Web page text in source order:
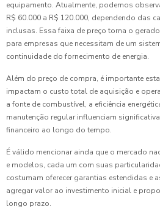
equipamento. Atualmente, podemos
R$ 60.000 a R$ 120.000, dependendo das
inclusas. Essa faixa de preço torna o
para empresas que necessitam de um
continuidade do fornecimento de energia.
Além do preço de compra, é importante
impactam o custo total de aquisição e
a fonte de combustível, a eficiência
manutenção regular influenciam
financeiro ao longo do tempo.
É válido mencionar ainda que o mercado
e modelos, cada um com suas
costumam oferecer garantias estendidas e
agregar valor ao investimento inicial e
longo prazo.